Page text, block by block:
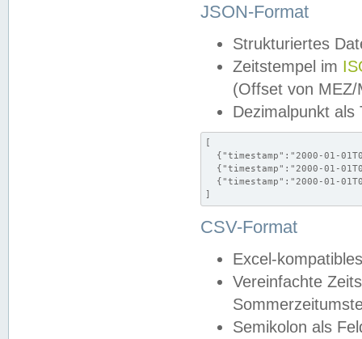
JSON-Format
Strukturiertes
Zeitstempel im
(Offset von MEZ/
Dezimalpunkt als
[
{"timestamp":"2000-01-
{"timestamp":"2000-01-
{"timestamp":"2000-01-
]
CSV-Format
Excel-
Vereinfachte
Semikolon als